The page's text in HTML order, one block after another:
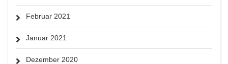
Februar 2021
Januar 2021
Dezember 2020